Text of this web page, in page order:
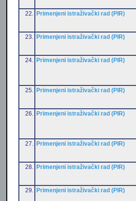
22. Primenjeni istraživački rad (PIR)
23. Primenjeni istraživački rad (PIR)
24. Primenjeni istraživački rad (PIR)
25. Primenjeni istraživački rad (PIR)
26. Primenjeni istraživački rad (PIR)
27. Primenjeni istraživački rad (PIR)
28. Primenjeni istraživački rad (PIR)
29. Primenjeni istraživački rad (PIR)